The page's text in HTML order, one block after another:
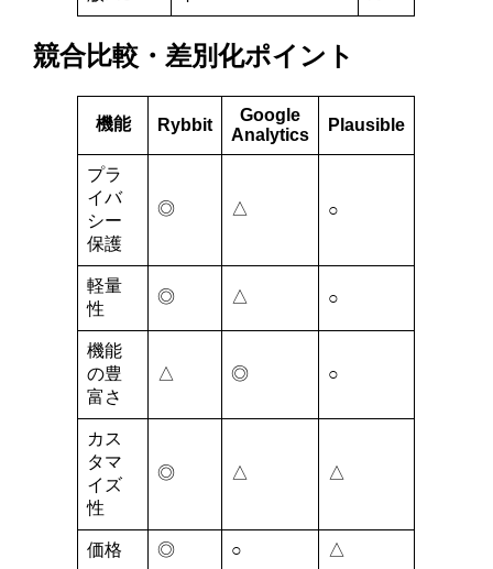
競合比較・差別化ポイント
機能 Rybbit
Google
Analytics
Plausible
プラ
イバ
シー
保護
◎ △ ○
軽量
性
◎ △ ○
機能
の豊
富さ
△ ◎ ○
カス
タマ
イズ
性
◎ △ △
価格 ◎ ○ △